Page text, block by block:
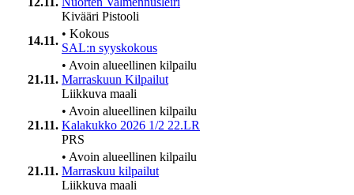
Kivääri Pistooli
14.11.
• Kokous
SAL:n syyskokous
21.11.
• Avoin alueellinen kilpailu
Marraskuun Kilpailut
Liikkuva maali
21.11.
• Avoin alueellinen kilpailu
Kalakukko 2026 1/2 22.LR
PRS
21.11.
• Avoin alueellinen kilpailu
Marraskuu kilpailut
Liikkuva maali